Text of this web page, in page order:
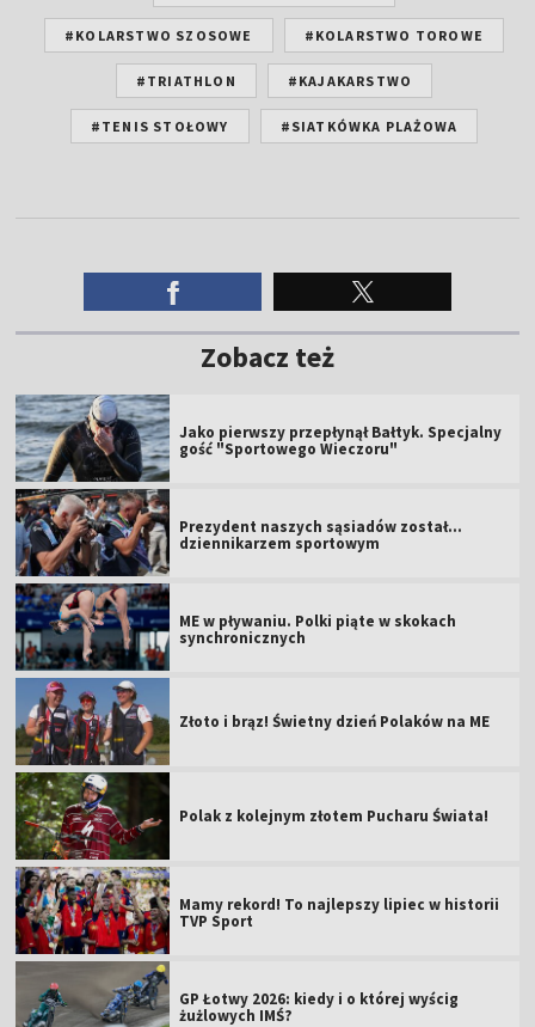
#KOLARSTWO SZOSOWE #KOLARSTWO TOROWE
#TRIATHLON #KAJAKARSTWO
#TENIS STOŁOWY #SIATKÓWKA PLAŻOWA
Zobacz też
Jako pierwszy przepłynął Bałtyk. Specjalny
gość "Sportowego Wieczoru"
Prezydent naszych sąsiadów został...
dziennikarzem sportowym
ME w pływaniu. Polki piąte w skokach
synchronicznych
Złoto i brąz! Świetny dzień Polaków na ME
Polak z kolejnym złotem Pucharu Świata!
Mamy rekord! To najlepszy lipiec w historii
TVP Sport
GP Łotwy 2026: kiedy i o której wyścig
żużlowych IMŚ?